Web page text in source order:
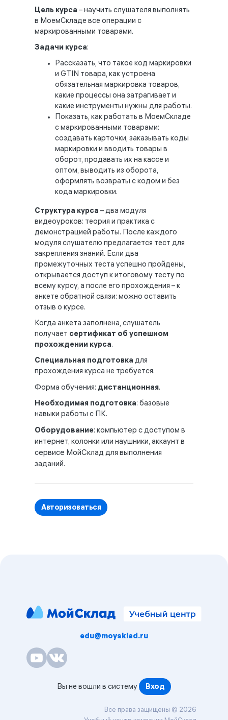
Цель курса – научить слушателя выполнять
в МоемСкладе все операции с
маркированными товарами.
Задачи курса:
Рассказать, что такое код маркировки
и GTIN товара, как устроена
обязательная маркировка товаров,
какие процессы она затрагивает и
какие инструменты нужны для работы.
Показать, как работать в МоемСкладе
с маркированными товарами:
создавать карточки, заказывать коды
маркировки и вводить товары в
оборот, продавать их на кассе и
оптом, выводить из оборота,
оформлять возвраты с кодом и без
кода маркировки.
Структура курса – два модуля
видеоуроков: теория и практика с
демонстрацией работы. После каждого
модуля слушателю предлагается тест для
закрепления знаний. Если два
промежуточных теста успешно пройдены,
открывается доступ к итоговому тесту по
всему курсу, а после его прохождения – к
анкете обратной связи: можно оставить
отзыв о курсе.
Когда анкета заполнена, слушатель
получает сертификат об успешном
прохождении курса.
Специальная подготовка для
прохождения курса не требуется.
Форма обучения: дистанционная.
Необходимая подготовка: базовые
навыки работы с ПК.
Оборудование: компьютер с доступом в
интернет, колонки или наушники, аккаунт в
сервисе МойСклад для выполнения
заданий.
Авторизоваться
edu@moysklad.ru
Вы не вошли в систему Вход
Все права защищены © 2026